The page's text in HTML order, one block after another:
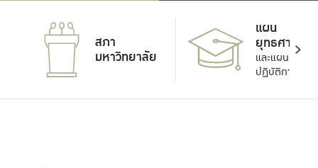
สภา
มหาวิทยาลัย
แผน
ยุทธศาสตร์
และแผน
ปฏิบัติการ